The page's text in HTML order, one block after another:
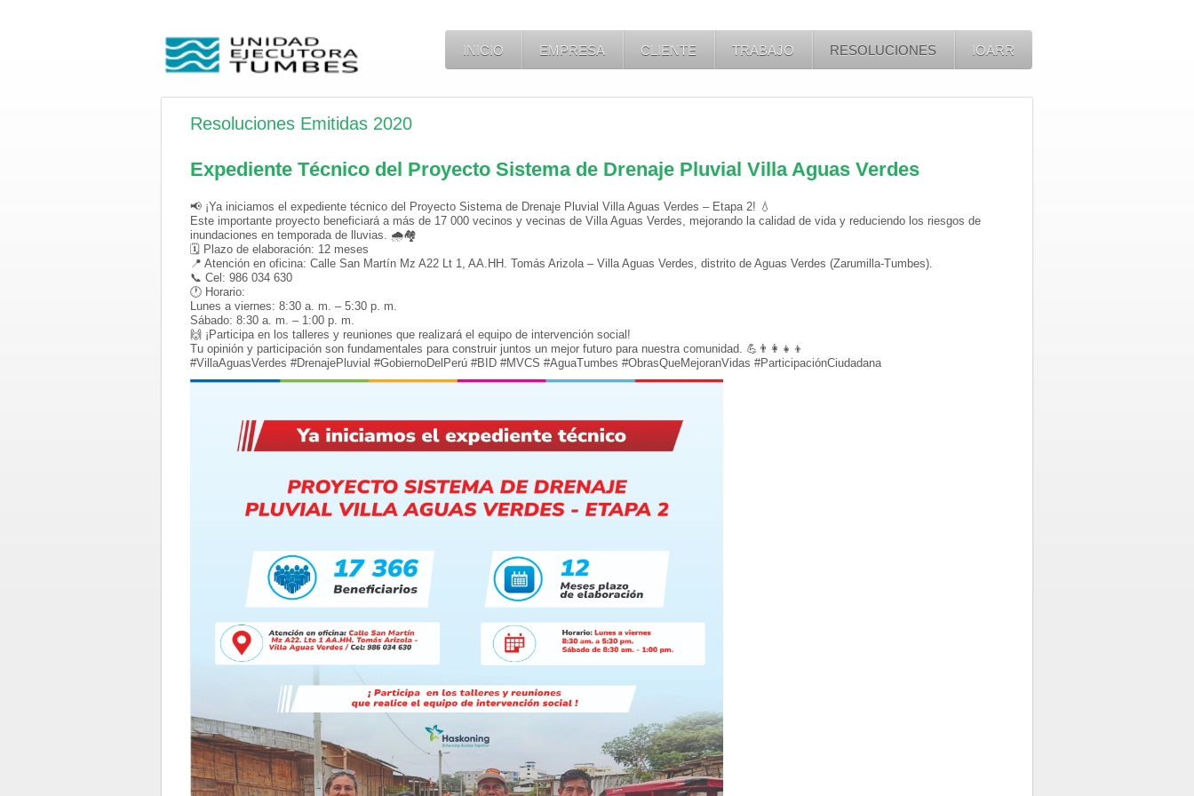
INICIO EMPRESA CLIENTE TRABAJO RESOLUCIONES IOARR
Resoluciones Emitidas 2020
Expediente Técnico del Proyecto Sistema de Drenaje Pluvial Villa Aguas Verdes
📢 ¡Ya iniciamos el expediente técnico del Proyecto Sistema de Drenaje Pluvial Villa Aguas Verdes – Etapa 2! 💧
Este importante proyecto beneficiará a más de 17 000 vecinos y vecinas de Villa Aguas Verdes, mejorando la calidad de vida y reduciendo los riesgos de
inundaciones en temporada de lluvias. 🌧🏘
🗓 Plazo de elaboración: 12 meses
📍 Atención en oficina: Calle San Martín Mz A22 Lt 1, AA.HH. Tomás Arizola – Villa Aguas Verdes, distrito de Aguas Verdes (Zarumilla-Tumbes).
📞 Cel: 986 034 630
🕐 Horario:
Lunes a viernes: 8:30 a. m. – 5:30 p. m.
Sábado: 8:30 a. m. – 1:00 p. m.
🙌 ¡Participa en los talleres y reuniones que realizará el equipo de intervención social!
Tu opinión y participación son fundamentales para construir juntos un mejor futuro para nuestra comunidad. 💪👨‍👩‍👧‍👦
#VillaAguasVerdes #DrenajePluvial #GobiernoDelPerú #BID #MVCS #AguaTumbes #ObrasQueMejoranVidas #ParticipaciónCiudadana